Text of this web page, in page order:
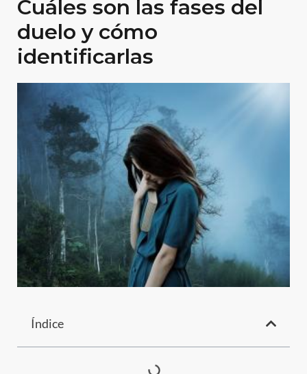
Cuáles son las fases del
duelo y cómo
identificarlas
Índice